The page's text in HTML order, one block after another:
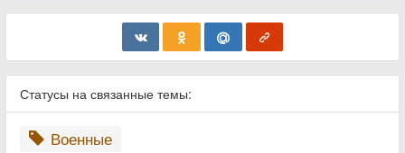
Статусы на связанные темы:
Военные